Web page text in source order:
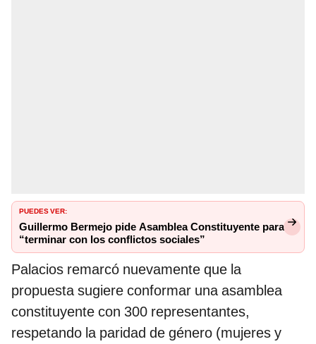
PUEDES VER:
Guillermo Bermejo pide Asamblea Constituyente para
“terminar con los conflictos sociales”
Palacios remarcó nuevamente que la
propuesta sugiere conformar una asamblea
constituyente con 300 representantes,
respetando la paridad de género (mujeres y